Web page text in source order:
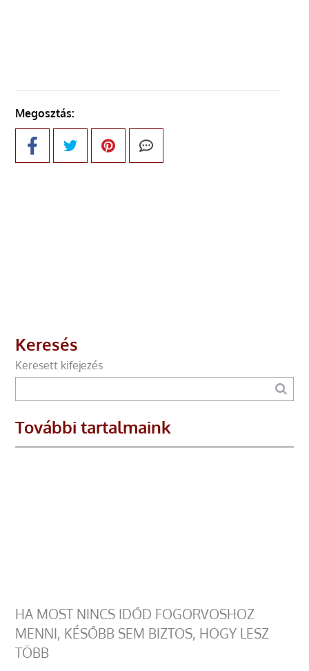
Megosztás:
Keresés
Keresett kifejezés
További tartalmaink
HA MOST NINCS IDŐD FOGORVOSHOZ
MENNI, KÉSŐBB SEM BIZTOS, HOGY LESZ
TÖBB